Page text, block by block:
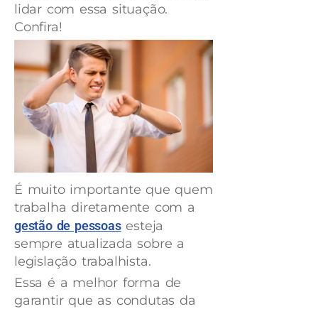
lidar com essa situação.
Confira!
É muito importante que quem
trabalha diretamente com a
gestão de pessoasesteja
sempre atualizada sobre a
legislação trabalhista.
Essa é a melhor forma de
garantir que as condutas da